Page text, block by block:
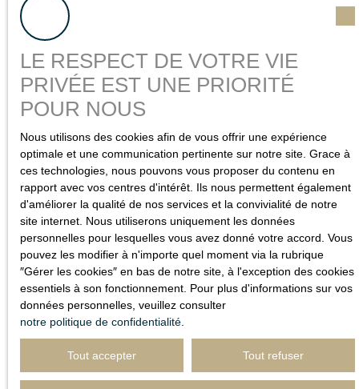
Propriétaire d'un bien
à estimer?
Si vous possédez un appartement, une maison ou un
terrain dont vous souhaitez connaître le prix, vous frappez
à la bonne porte en vous adressant à nous. Chez
IMMÖÖ, nous réalisons votre évaluation immobilière sous
48h, avec dossier complet.C'est fiable et sans frais.
LE RESPECT DE VOTRE VIE
PRIVÉE EST UNE PRIORITÉ
POUR NOUS
Nous utilisons des cookies afin de vous offrir une expérience
optimale et une communication pertinente sur notre site. Grace à
ces technologies, nous pouvons vous proposer du contenu en
rapport avec vos centres d'intérêt. Ils nous permettent également
d'améliorer la qualité de nos services et la convivialité de notre
site internet. Nous utiliserons uniquement les données
personnelles pour lesquelles vous avez donné votre accord. Vous
pouvez les modifier à n'importe quel moment via la rubrique
″Gérer les cookies″ en bas de notre site, à l'exception des cookies
essentiels à son fonctionnement. Pour plus d'informations sur vos
données personnelles, veuillez consulter
notre politique de confidentialité
Tout accepter Tout refuser